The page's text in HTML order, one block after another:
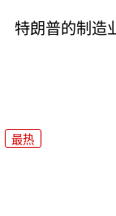
特朗普的制造
最热